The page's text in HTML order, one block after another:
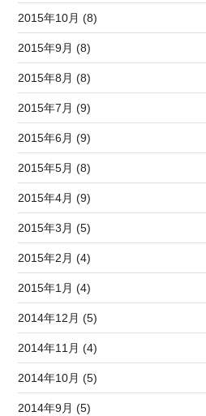
2015年10月 (8)
2015年9月 (8)
2015年8月 (8)
2015年7月 (9)
2015年6月 (9)
2015年5月 (8)
2015年4月 (9)
2015年3月 (5)
2015年2月 (4)
2015年1月 (4)
2014年12月 (5)
2014年11月 (4)
2014年10月 (5)
2014年9月 (5)